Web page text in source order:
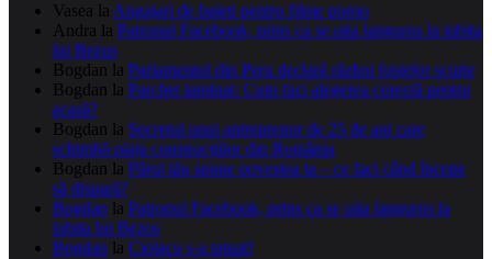
Vasea la Angajari de baieti pentru filme porno
Andra la Patronul Facebook, prins ca se uita languros la iubita
lui Bezos
Bogdan la Parlamentul din Peru declară război fustelor scurte
Bogdan la Parchet laminat: Cum faci alegerea corectă pentru
acasă?
Bogdan la Secretul unui antreprenor de 25 de ani care
schimbă piața construcțiilor din România
Bogdan la Părul tău spune povestea ta – ce faci când începe
să dispară?
Bogdan la Patronul Facebook, prins ca se uita languros la
iubita lui Bezos
Bogdan la Ciolacu s-a tatuat!